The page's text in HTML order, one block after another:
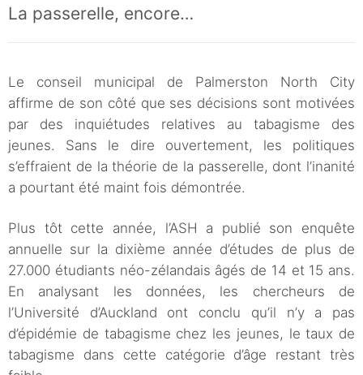
La passerelle, encore…
Le conseil municipal de Palmerston North City
affirme de son côté que ses décisions sont motivées
par des inquiétudes relatives au tabagisme des
jeunes. Sans le dire ouvertement, les politiques
s’effraient de la théorie de la passerelle, dont l’inanité
a pourtant été maint fois démontrée.
Plus tôt cette année, l’ASH a publié son enquête
annuelle sur la dixième année d’études de plus de
27.000 étudiants néo-zélandais âgés de 14 et 15 ans.
En analysant les données, les chercheurs de
l’Université d’Auckland ont conclu qu’il n’y a pas
d’épidémie de tabagisme chez les jeunes, le taux de
tabagisme dans cette catégorie d’âge restant très